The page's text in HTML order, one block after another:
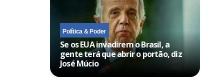
Política & Poder
Se os EUA invadirem o Brasil, a
gente terá que abrir o portão, diz
José Múcio